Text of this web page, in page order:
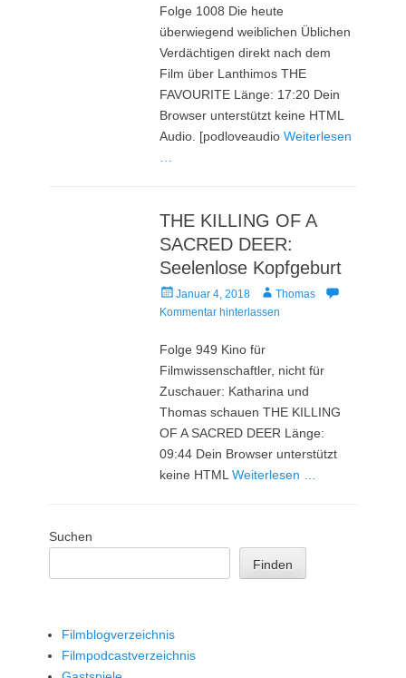
Folge 1008 Die heute
überwiegend weiblichen Üblichen
Verdächtigen direkt nach dem
Film über Lanthimos THE
FAVOURITE Länge: 17:20 Dein
Browser unterstützt keine HTML
Audio. [podloveaudioWeiterlesen
THE KILLING OF A
SACRED DEER:
Seelenlose Kopfgeburt
Veröffentlicht
am
Januar 4, 2018 AutorThomas
Kommentar hinterlassen
Folge 949 Kino für
Filmwissenschaftler, nicht für
Zuschauer: Katharina und
Thomas schauen THE KILLING
OF A SACRED DEER Länge:
09:44 Dein Browser unterstützt
keine HTMLWeiterlesen …
Suchen
Finden
Filmblogverzeichnis
Filmpodcastverzeichnis